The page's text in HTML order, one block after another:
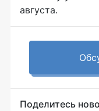
августа.
Поделитесь